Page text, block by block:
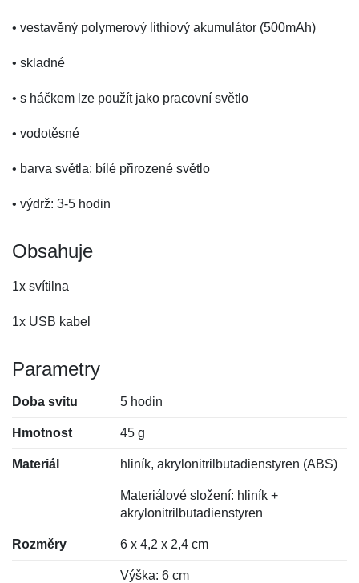
• vestavěný polymerový lithiový akumulátor (500mAh)
• skladné
• s háčkem lze použít jako pracovní světlo
• vodotěsné
• barva světla: bílé přirozené světlo
• výdrž: 3-5 hodin
Obsahuje
1x svítilna
1x USB kabel
Parametry
Doba svitu 5 hodin
Hmotnost 45 g
Materiál hliník, akrylonitrilbutadienstyren (ABS)
Materiálové složení: hliník +
akrylonitrilbutadienstyren
Rozměry 6 x 4,2 x 2,4 cm
Výška: 6 cm